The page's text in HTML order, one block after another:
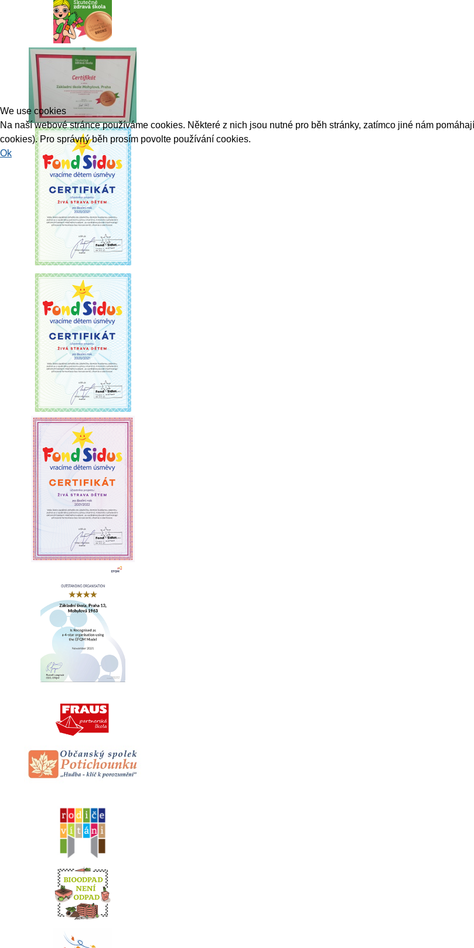
We use cookies
Na naší webové stránce používáme cookies. Některé z nich jsou nutné pro běh stránky, zatímco jiné nám
cookies). Pro správný běh prosím povolte používání cookies.
Ok